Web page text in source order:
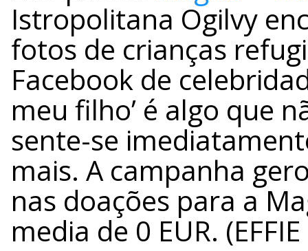
Istropolitana Ogilvy
fotos de crianças
Facebook de
meu filho’ é algo que
sente-se
mais. A campanha
nas doações para a
media de 0 EUR.